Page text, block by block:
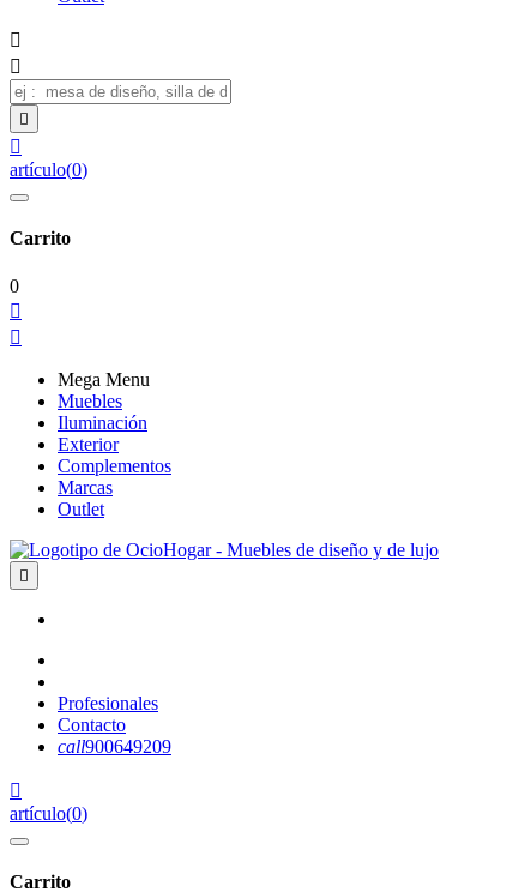




artículo(0)
Carrito
0


Mega Menu
Muebles
Iluminación
Exterior
Complementos
Marcas
Outlet

Profesionales
Contacto
call900649209

artículo(0)
Carrito